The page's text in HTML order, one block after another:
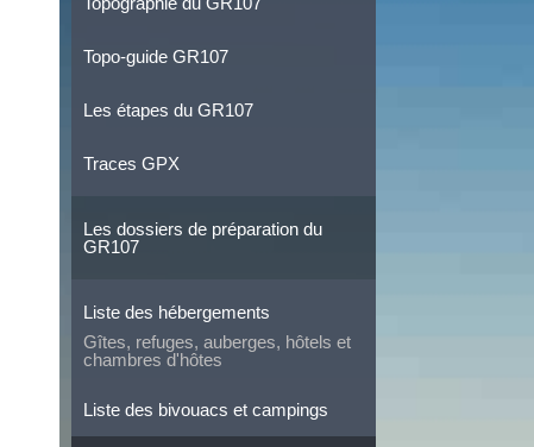
Topo-guide GR107
Les étapes du GR107
Traces GPX
Les dossiers de préparation du
GR107
Liste des hébergements
Gîtes, refuges, auberges, hôtels et
chambres d'hôtes
Liste des bivouacs et campings